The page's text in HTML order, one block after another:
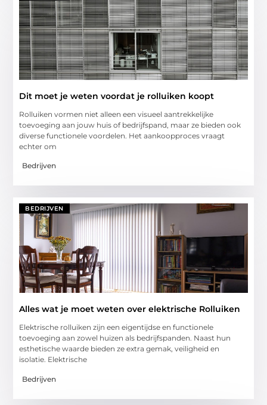
Dit moet je weten voordat je rolluiken koopt
Rolluiken vormen niet alleen een visueel aantrekkelijke
toevoeging aan jouw huis of bedrijfspand, maar ze bieden ook
diverse functionele voordelen. Het aankoopproces vraagt
echter om
Bedrijven
BEDRIJVEN
Alles wat je moet weten over elektrische Rolluiken
Elektrische rolluiken zijn een eigentijdse en functionele
toevoeging aan zowel huizen als bedrijfspanden. Naast hun
esthetische waarde bieden ze extra gemak, veiligheid en
isolatie. Elektrische
Bedrijven